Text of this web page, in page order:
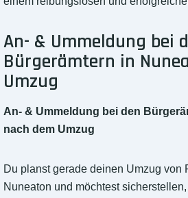
An- & Ummeldung bei
Bürgerämtern in
Umzug
An- & Ummeldung bei den
nach dem Umzug
Du planst gerade deinen Umzug von
Nuneaton und möchtest